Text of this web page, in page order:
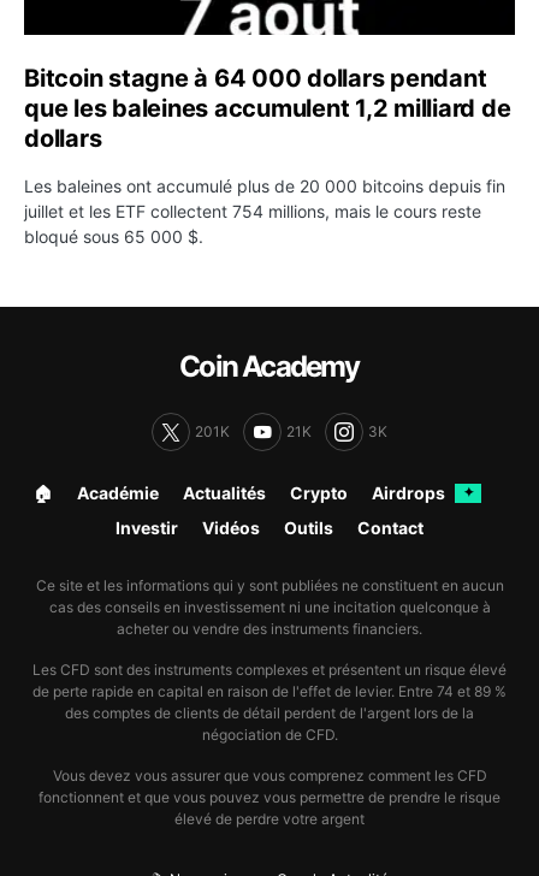
Bitcoin stagne à 64 000 dollars pendant
que les baleines accumulent 1,2 milliard de
dollars
Les baleines ont accumulé plus de 20 000 bitcoins depuis fin
juillet et les ETF collectent 754 millions, mais le cours reste
bloqué sous 65 000 $.
Coin Academy
201K 21K 3K
🏠︎ Académie Actualités Crypto Airdrops ✦
Investir Vidéos Outils Contact
Ce site et les informations qui y sont publiées ne constituent en aucun
cas des conseils en investissement ni une incitation quelconque à
acheter ou vendre des instruments financiers.
Les CFD sont des instruments complexes et présentent un risque élevé
de perte rapide en capital en raison de l'effet de levier. Entre 74 et 89 %
des comptes de clients de détail perdent de l'argent lors de la
négociation de CFD.
Vous devez vous assurer que vous comprenez comment les CFD
fonctionnent et que vous pouvez vous permettre de prendre le risque
élevé de perdre votre argent